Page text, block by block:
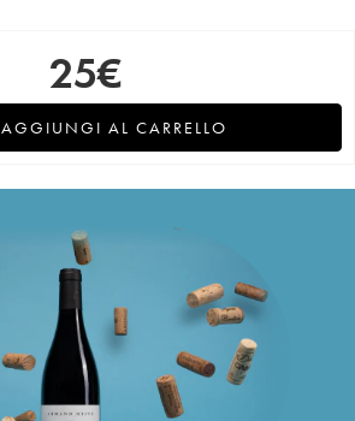
25€
AGGIUNGI AL CARRELLO